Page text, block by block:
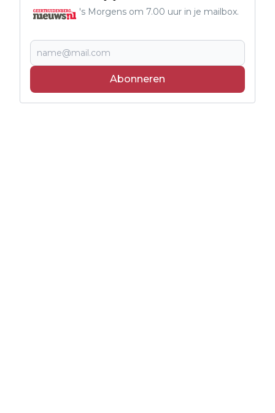
's Morgens om 7.00 uur in je mailbox.
Abonneren